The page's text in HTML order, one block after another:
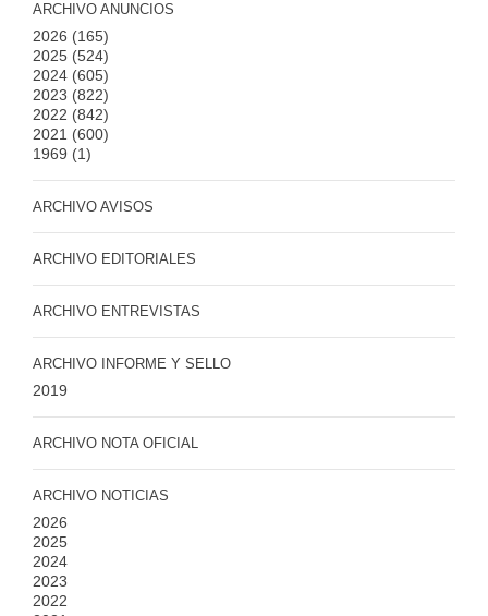
ARCHIVO ANUNCIOS
2026 (165)
2025 (524)
2024 (605)
2023 (822)
2022 (842)
2021 (600)
1969 (1)
ARCHIVO AVISOS
ARCHIVO EDITORIALES
ARCHIVO ENTREVISTAS
ARCHIVO INFORME Y SELLO
2019
ARCHIVO NOTA OFICIAL
ARCHIVO NOTICIAS
2026
2025
2024
2023
2022